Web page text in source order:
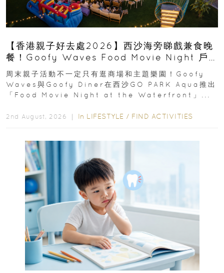
【香港親子好去處2026】西沙海旁睇戲兼食晚
餐！Goofy Waves Food Movie Night 戶
外影院逢週末登場
周末親子活動不一定只有逛商場和主題樂園！Goofy
Waves與Goofy Diner在西沙GO PARK Aqua推出
「Food Movie Night at the Waterfront」...
2nd August, 2026 ｜ In LIFESTYLE / FIND ACTIVITIES